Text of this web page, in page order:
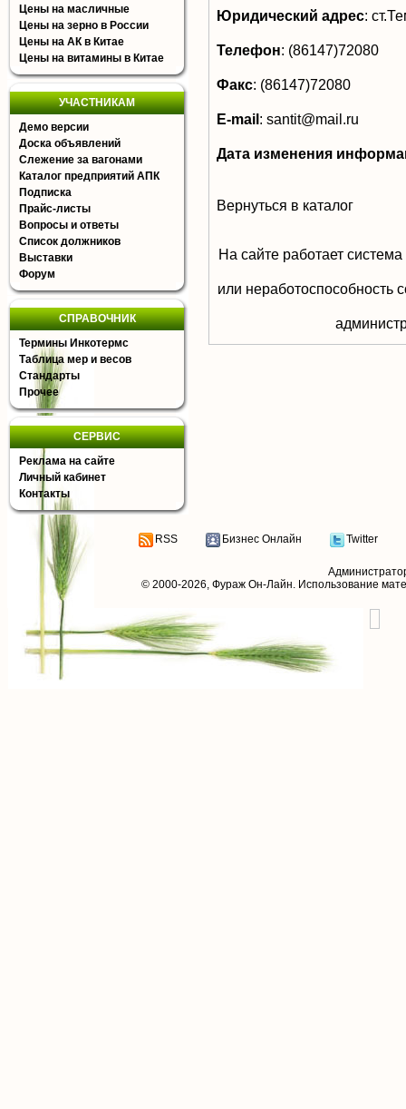
Цены на масличные
Цены на зерно в России
Цены на АК в Китае
Цены на витамины в Китае
УЧАСТНИКАМ
Демо версии
Доска объявлений
Слежение за вагонами
Каталог предприятий АПК
Подписка
Прайс-листы
Вопросы и ответы
Список должников
Выставки
Форум
СПРАВОЧНИК
Термины Инкотермс
Таблица мер и весов
Стандарты
Прочее
СЕРВИС
Реклама на сайте
Личный кабинет
Контакты
Юридический адрес:
Телефон: (86147)72080
Факс: (86147)72080
E-mail: santit@mail.ru
Дата изменения
Вернуться в каталог
На сайте работает
или неработоспособность
RSS Бизнес Онлайн Twitter
© 2000-2026, Фураж Он-Лайн. Использование